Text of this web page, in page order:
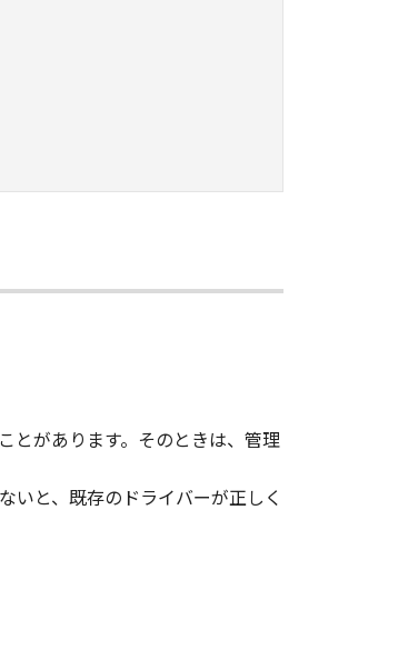
は、「本ソフトウェ
セスすること、もしく
、また「指定機器」に
」を使用させることが
たると黙示たるとを問
エンジニアリング等
もしくは削除してはな
ます。
とがあります。そのときは、管理
いと、既存のドライバーが正しく